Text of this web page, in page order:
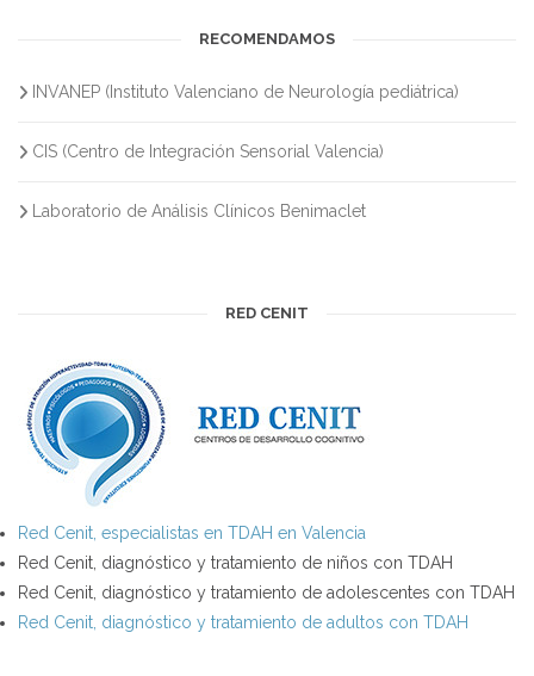
RECOMENDAMOS
INVANEP (Instituto Valenciano de Neurología pediátrica)
CIS (Centro de Integración Sensorial Valencia)
Laboratorio de Análisis Clínicos Benimaclet
RED CENIT
Red Cenit, especialistas en TDAH en Valencia
Red Cenit, diagnóstico y tratamiento de niños con TDAH
Red Cenit, diagnóstico y tratamiento de adolescentes con TDAH
Red Cenit, diagnóstico y tratamiento de adultos con TDAH